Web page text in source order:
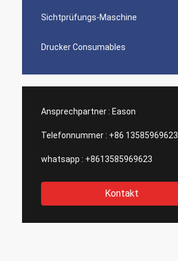
Sichtprüfungs-Maschine
Drucker Consumables
Ansprechpartner : Eason
Telefonnummer : +86 13585969623
whatsapp : +8613585969623
Kontakt